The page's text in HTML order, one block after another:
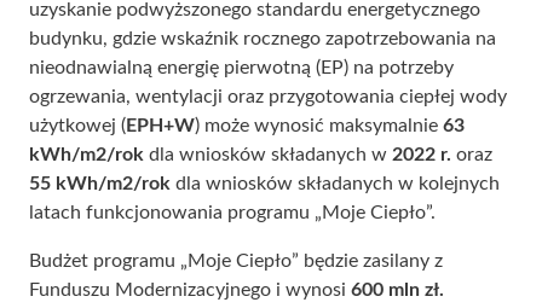
uzyskanie podwyższonego standardu energetycznego
budynku, gdzie wskaźnik rocznego zapotrzebowania na
nieodnawialną energię pierwotną (EP) na potrzeby
ogrzewania, wentylacji oraz przygotowania ciepłej wody
użytkowej (EPH+W) może wynosić maksymalnie 63
kWh/m2/rok dla wniosków składanych w 2022 r. oraz
55 kWh/m2/rok dla wniosków składanych w kolejnych
latach funkcjonowania programu „Moje Ciepło”.
Budżet programu „Moje Ciepło” będzie zasilany z
Funduszu Modernizacyjnego i wynosi 600 mln zł.